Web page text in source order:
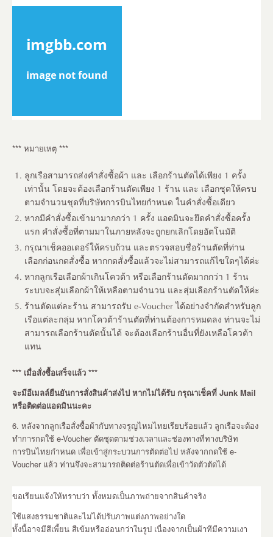
*** หมายเหตุ ***
ลูกเรือสามารถส่งคำสั่งซื้อผ้า และ เลือกร้านตัดได้เพียง 1 ครั้ง
เท่านั้น โดยจะต้องเลือกร้านตัดเพียง 1 ร้าน และ เลือกชุดให้ครบ
ตามจำนวนชุดที่บริษัทการบินไทยกำหนด ในคำสั่งซื้อเดียว
หากมีคำสั่งซื้อเข้ามามากกว่า 1 ครั้ง แอดมินจะยึดคำสั่งซื้อครั้ง
แรก คำสั่งซื้อที่ตามมาในภายหลังจะถูกยกเลิกโดยอัตโนมัติ
กรุณาเช็คออเดอร์ให้ครบถ้วน และตรวจสอบชื่อร้านตัดที่ท่าน
เลือกก่อนกดสั่งซื้อ หากกดสั่งซื้อแล้วจะไม่สามารถแก้ไขใดๆได้ค่ะ
หากลูกเรือเลือกผ้าเกินโควต้า หรือเลือกร้านตัดมากกว่า 1 ร้าน
ระบบจะสุ่มเลือกผ้าให้เหลือตามจำนวน และสุ่มเลือกร้านตัดให้ค่ะ
ร้านตัดแต่ละร้าน สามารถรับ e-Voucher ได้อย่างจำกัดสำหรับลูก
เรือแต่ละกลุ่ม หากโควต้าร้านตัดที่ท่านต้องการหมดลง ท่านจะไม่
สามารถเลือกร้านตัดนั้นได้ จะต้องเลือกร้านอื่นที่ยังเหลือโควต้า
แทน
*** เมื่อสั่งซื้อเสร็จแล้ว ***
จะมีอีเมลล์ยืนยันการสั่งสินค้าส่งไป หากไม่ได้รับ กรุณาเช็คที่ Junk Mail
หรือติดต่อแอดมินนะคะ
6. หลังจากลูกเรือสั่งซื้อผ้ากับทางจรูญไหมไทยเรียบร้อยแล้ว ลูกเรือจะต้อง
ทำการกดใช้ e-Voucher ตัดชุดตามช่วงเวลาและช่องทางที่ทางบริษัท
การบินไทยกำหนด เพื่อเข้าสู่กระบวนการตัดต่อไป หลังจากกดใช้ e-
Voucher แล้ว ท่านจึงจะสามารถติดต่อร้านตัดเพื่อเข้าวัดตัวตัดได้
ขอเรียนแจ้งให้ทราบว่า ทั้งหมดเป็นภาพถ่ายจากสินค้าจริง
ใช้แสงธรรมชาติและไม่ได้ปรับภาพแต่งภาพอย่างใด
ทั้งนี้อาจมีสีเพี้ยน สีเข้มหรืออ่อนกว่าในรูป เนื่องจากเป็นผ้าทีมีความเงา